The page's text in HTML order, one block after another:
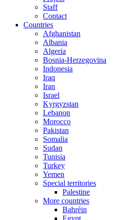
Staff
Contact
Countries
Afghanistan
Albania
Algeria
Bosnia-Herzegovina
Indonesia
Iraq
Iran
Israel
Kyrgyzstan
Lebanon
Morocco
Pakistan
Somalia
Sudan
Tunisia
Turkey
Yemen
Special territories
Palestine
More countries
Bahréin